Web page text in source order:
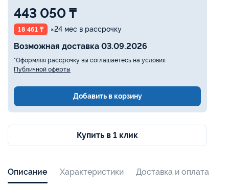
443 050 ₸
18 461 ₸ ×24 мес в рассрочку
Возможная доставка 03.09.2026
*Оформляя рассрочку вы соглашаетесь на условия
Публичной оферты
Добавить в корзину
Купить в 1 клик
Описание Характеристики Доставка и оплата